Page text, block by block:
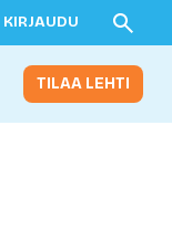
KIRJAUDU
TILAA LEHTI